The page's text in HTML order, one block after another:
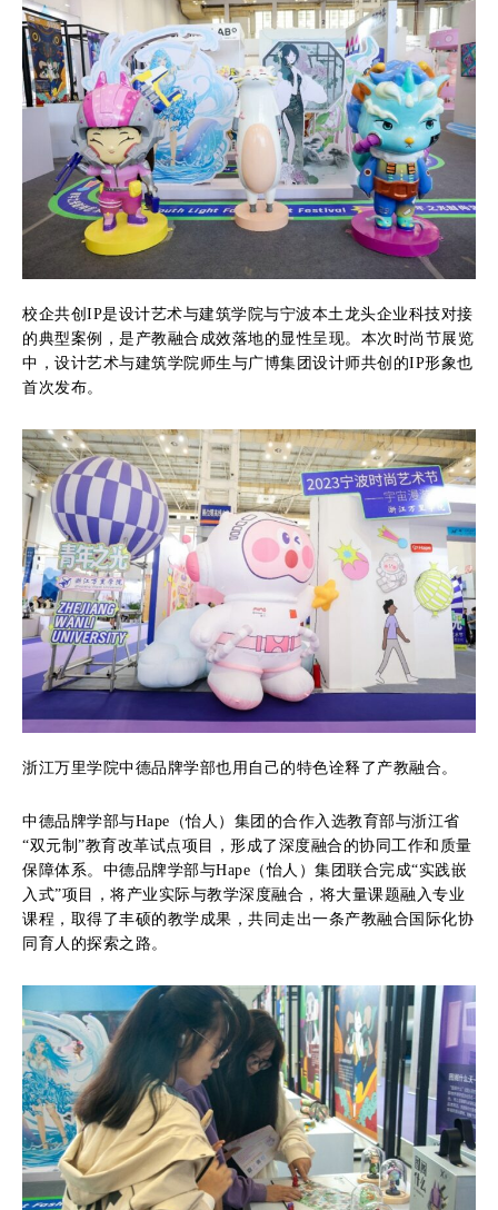
校企共创IP是设计艺术与建筑学院与宁波本土龙头企业科技对接
的典型案例，是产教融合成效落地的显性呈现。本次时尚节展览
中，设计艺术与建筑学院师生与广博集团设计师共创的IP形象也
首次发布。
浙江万里学院中德品牌学部也用自己的特色诠释了产教融合。
中德品牌学部与Hape（怡人）集团的合作入选教育部与浙江省
“双元制”教育改革试点项目，形成了深度融合的协同工作和质量
保障体系。中德品牌学部与Hape（怡人）集团联合完成“实践嵌
入式”项目，将产业实际与教学深度融合，将大量课题融入专业
课程，取得了丰硕的教学成果，共同走出一条产教融合国际化协
同育人的探索之路。